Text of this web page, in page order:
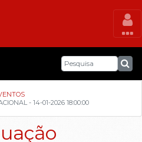
- 14-01-2026 18:00:00